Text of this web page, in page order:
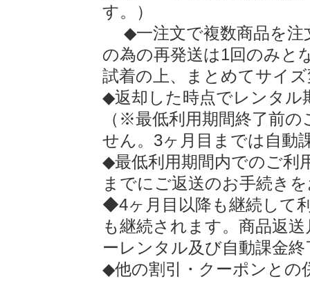
す。）
◆一注文で複数商品を注
の為の再発送は1回のみと
試着の上、まとめてサイ
◆返却した時点でレンタル
（※最低利用期間終了前
せん。3ヶ月目までは自動
◆最低利用期間内でのご利
までにご返送のお手続き
◆4ヶ月目以降も継続して
も継続されます。商品返
ーレンタル及び自動課金
◆他の割引・クーポンとの